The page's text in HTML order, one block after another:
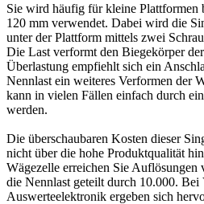
Sie wird häufig für kleine Plattformen
120 mm verwendet. Dabei wird die
unter der Plattform mittels zwei
Die Last verformt den Biegekörper
Überlastung empfiehlt sich ein
Nennlast ein weiteres Verformen der
kann in vielen Fällen einfach durch
werden.
Die überschaubaren Kosten dieser
nicht über die hohe Produktqualität
Wägezelle erreichen Sie Auflösungen
die Nennlast geteilt durch 10.000.
Auswerteelektronik ergeben sich